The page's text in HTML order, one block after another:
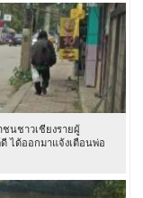
ชนชาวเชียงรายผู้
ได้ออกมาแจ้งเตือนพ่อ